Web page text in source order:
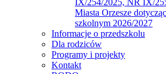
IX/254/2025, NR IX/
Miasta Orzesze
szkolnym 2026/2027
Informacje o przedszkolu
Dla rodziców
Programy i projekty
Kontakt